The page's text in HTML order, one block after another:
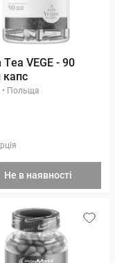
Tea VEGE - 90
капс
• Польща
Не в наявності